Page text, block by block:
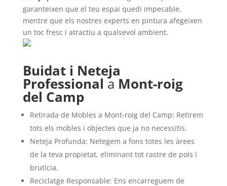
garanteixen que el teu espai quedi impecable,
mentre que els nostres experts en pintura afegeixen
un toc fresc i atractiu a qualsevol ambient.
Buidat i Neteja
Professional a Mont-roig
del Camp
Retirada de Mobles a Mont-roig del Camp: Retirem
tots els mobles i objectes que ja no necessitis.
Neteja Profunda: Netegem a fons totes les àrees
de la teva propietat, eliminant tot rastre de pols i
brutícia.
Reciclatge Responsable: Ens encarreguem de